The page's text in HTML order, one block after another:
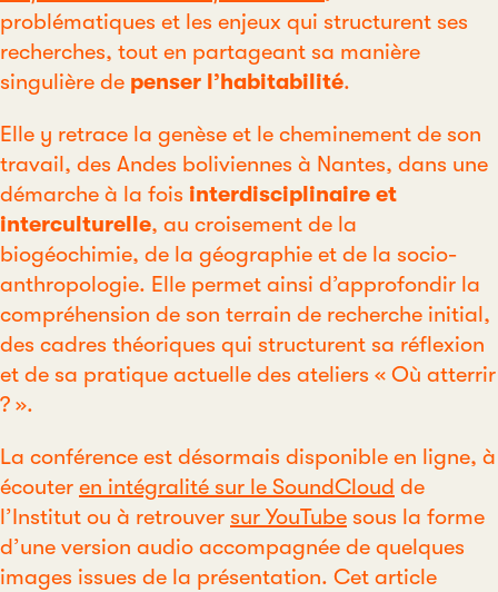
problématiques et les enjeux qui structurent ses
recherches, tout en partageant sa manière
singulière de penser l’habitabilité.
Elle y retrace la genèse et le cheminement de son
travail, des Andes boliviennes à Nantes, dans une
démarche à la fois interdisciplinaire et
interculturelle, au croisement de la
biogéochimie, de la géographie et de la socio-
anthropologie. Elle permet ainsi d’approfondir la
compréhension de son terrain de recherche initial,
des cadres théoriques qui structurent sa réflexion
et de sa pratique actuelle des ateliers « Où atterrir
? ».
La conférence est désormais disponible en ligne, à
écouter en intégralité sur le SoundCloud de
l’Institut ou à retrouver sur YouTube sous la forme
d’une version audio accompagnée de quelques
images issues de la présentation. Cet article